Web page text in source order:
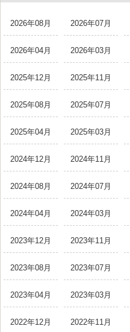
2026年08月 2026年07月
2026年04月 2026年03月
2025年12月 2025年11月
2025年08月 2025年07月
2025年04月 2025年03月
2024年12月 2024年11月
2024年08月 2024年07月
2024年04月 2024年03月
2023年12月 2023年11月
2023年08月 2023年07月
2023年04月 2023年03月
2022年12月 2022年11月